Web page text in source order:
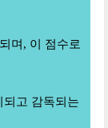
며, 이 점수로
되고 감독되는